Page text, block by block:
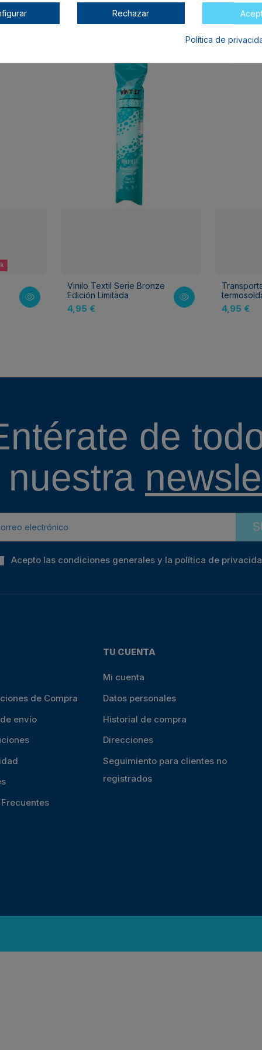
Vinilo Textil Serie Bronze
Edición Limitada
4,95 € 4,95 €
de
Acepto las condiciones generales y la política de
de Compra
envío
TU CUENTA
Mi cuenta
Datos personales
Historial de compra
Direcciones
Seguimiento para clientes no
registrados
Rechazar
Política de